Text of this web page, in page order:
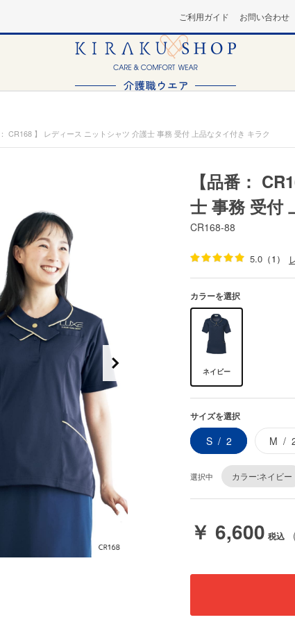
ご利用ガイド お問い合わせ
CR168 】 レディース ニットシャツ 介護士 事務 受付 上品なタイ付き キラク
【品番：
士 事務 受付
CR168-88
5.0 （1）
カラーを選択
ネイビー
サイズを選択
S 2 M
選択中 カラー:ネイビー
￥ 6,600